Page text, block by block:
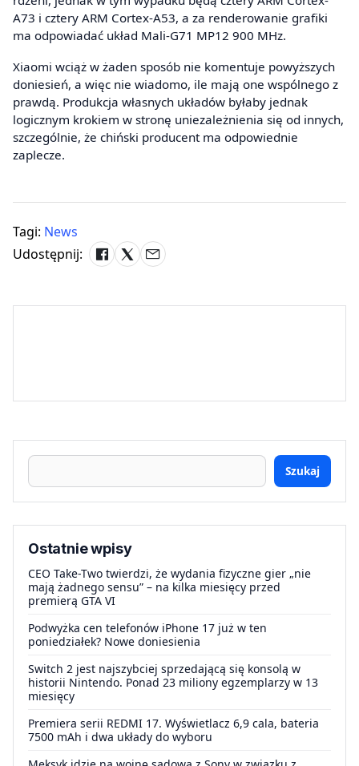
A73 i cztery ARM Cortex-A53, a za renderowanie grafiki
ma odpowiadać układ Mali-G71 MP12 900 MHz.
Xiaomi wciąż w żaden sposób nie komentuje powyższych
doniesień, a więc nie wiadomo, ile mają one wspólnego z
prawdą. Produkcja własnych układów byłaby jednak
logicznym krokiem w stronę uniezależnienia się od innych,
szczególnie, że chiński producent ma odpowiednie
zaplecze.
Tagi: News
Udostępnij:
Szukaj
Ostatnie wpisy
CEO Take-Two twierdzi, że wydania fizyczne gier „nie
mają żadnego sensu” – na kilka miesięcy przed
premierą GTA VI
Podwyżka cen telefonów iPhone 17 już w ten
poniedziałek? Nowe doniesienia
Switch 2 jest najszybciej sprzedającą się konsolą w
historii Nintendo. Ponad 23 miliony egzemplarzy w 13
miesięcy
Premiera serii REDMI 17. Wyświetlacz 6,9 cala, bateria
7500 mAh i dwa układy do wyboru